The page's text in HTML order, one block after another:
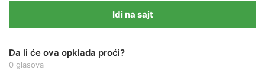
Idi na sajt
Da li će ova opklada proći?
0 glasova